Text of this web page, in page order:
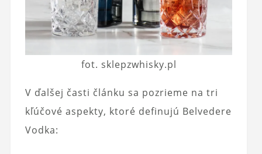
fot. sklepzwhisky.pl
V ďalšej časti článku sa pozrieme na tri
kľúčové aspekty, ktoré definujú Belvedere
Vodka: